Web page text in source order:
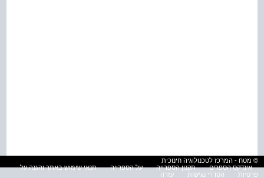
© מטח - המרכז לטכנולוגיה חינוכית
אינדקס הספרים
תקנון הספרייה על הספרייה
תנאי שימוש באתר והגנה על
פרטיות
הסדרי נגישות עזרה